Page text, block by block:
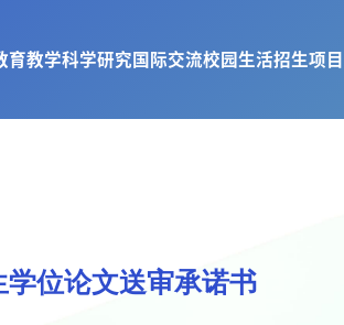
育教学科学研究 国际交流校园生活招生项目
位论文送审承诺书